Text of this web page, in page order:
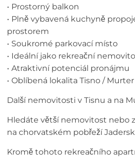
• Prostorný balkon
• Plně vybavená kuchyně
prostorem
• Soukromé parkovací místo
• Ideální jako rekreační
• Atraktivní potenciál pronájmu
• Oblíbená lokalita Tisno / Murter
Další nemovitosti v Tisnu a na
Hledáte větší nemovitost nebo
na chorvatském pobřeží
Kromě tohoto rekreačního